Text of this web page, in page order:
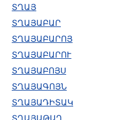
ՏՂԱՅ
ՏՂԱՅԱԲԱՐ
ՏՂԱՅԱԲԱՐՈՅ
ՏՂԱՅԱԲԱՐՈՒ
ՏՂԱՅԱԲՈՅՍ
ՏՂԱՅԱԳՈՅՆ
ՏՂԱՅԱԴԻՏԱԿ